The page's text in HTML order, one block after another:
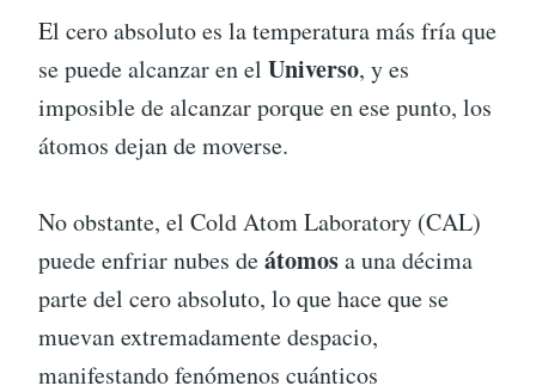
El cero absoluto es la temperatura más fría que
se puede alcanzar en el Universo, y es
imposible de alcanzar porque en ese punto, los
átomos dejan de moverse.
No obstante, el Cold Atom Laboratory (CAL)
puede enfriar nubes deátomosa una décima
parte del cero absoluto, lo que hace que se
muevan extremadamente despacio,
manifestando fenómenos cuánticos